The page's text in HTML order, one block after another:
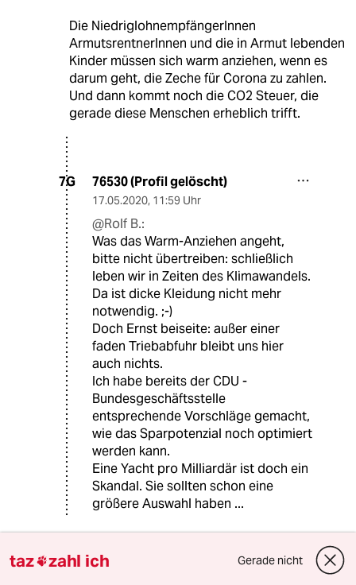
Die NiedriglohnempfängerInnen
ArmutsrentnerInnen und die in Armut lebenden
Kinder müssen sich warm anziehen, wenn es
darum geht, die Zeche für Corona zu zahlen.
Und dann kommt noch die CO2 Steuer, die
gerade diese Menschen erheblich trifft.
7G 76530 (Profil gelöscht)
17.05.2020, 11:59 Uhr
@Rolf B.:
Was das Warm-Anziehen angeht,
bitte nicht übertreiben: schließlich
leben wir in Zeiten des Klimawandels.
Da ist dicke Kleidung nicht mehr
notwendig. ;-)
Doch Ernst beiseite: außer einer
faden Triebabfuhr bleibt uns hier
auch nichts.
Ich habe bereits der CDU -
Bundesgeschäftsstelle
entsprechende Vorschläge gemacht,
wie das Sparpotenzial noch optimiert
werden kann.
Eine Yacht pro Milliardär ist doch ein
Skandal. Sie sollten schon eine
größere Auswahl haben ...
V Vordenker112
taz zahl ich Gerade nicht